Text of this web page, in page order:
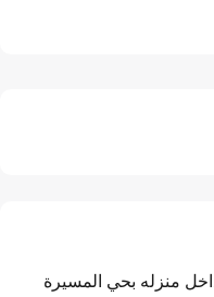
منزله بحي المسيرة